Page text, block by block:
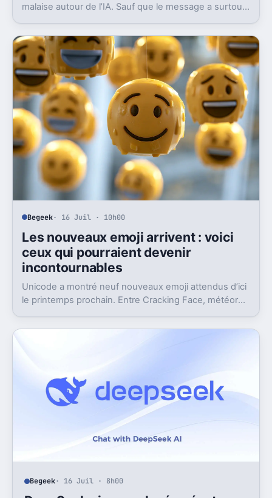
malaise autour de l’IA. Sauf que le message a surtout
Begeek· 16 Juil · 10h00
Les nouveaux emoji arrivent : voici
ceux qui pourraient devenir
incontournables
Unicode a montré neuf nouveaux emoji attendus d’ici
le printemps prochain. Entre Cracking Face, météore
Begeek· 16 Juil · 8h00